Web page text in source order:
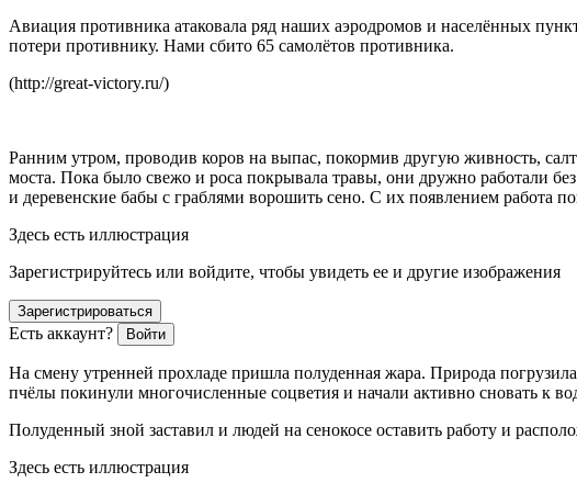
Авиация противника атаковала ряд наших аэродромов и населённых
потери противнику. Нами сбито 65 самолётов противника.
(http://great-victory.ru/)
Ранним утром, проводив коров на выпас, покормив другую живность,
моста. Пока было свежо и роса покрывала травы, они дружно работали
и деревенские бабы с граблями ворошить сено. С их появлением работа
Здесь есть иллюстрация
Зарегистрируйтесь или войдите, чтобы увидеть ее и другие изображения
Зарегистрироваться
Есть аккаунт? Войти
На смену утренней прохладе пришла полуденная жара. Природа
пчёлы покинули многочисленные соцветия и начали активно сновать к
Полуденный зной заставил и людей на сенокосе оставить работу и
Здесь есть иллюстрация